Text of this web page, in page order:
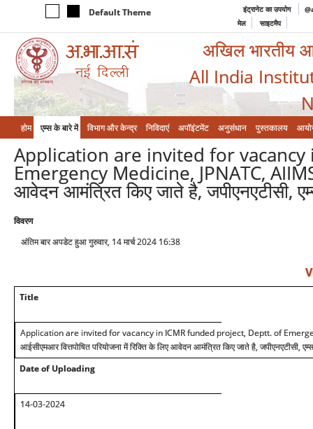
Default Theme इंट्रानेट का उपयोग
मेल
साइटमैप
अखिल भारतीय
All India
होम एम्‍स के बारे में विभाग और केन्‍द्र निविदाएं अपॉइंटमेंट अनुसंधान पुस्तकालय
Application are invited for
Emergency Medicine, JPNATC, AIIMS/
आवेदन आमंत्रित किए जाते है, जपीएनएटीसी,
विवरण
अंतिम बार अपडेट हुआ गुरुवार, 14 मार्च 2024 16:38
Title
Application are invited for vacancy in ICMR funded project, Deptt. of
आईसीएमआर वित्तपोषित परियोजना में रिक्ति के लिए आवेदन आमंत्रित किए जाते है, जपीएनएटीसी, एम्स
Date of Uploading
14-03-2024